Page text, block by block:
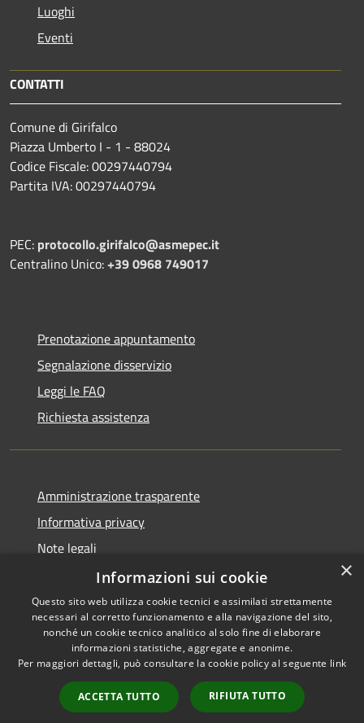
Luoghi
Eventi
CONTATTI
Comune di Girifalco
Piazza Umberto I - 1 - 88024
Codice Fiscale: 00297440794
Partita IVA: 00297440794
PEC: protocollo.girifalco@asmepec.it
Centralino Unico:+39 0968 749017
Prenotazione appuntamento
Segnalazione disservizio
Leggi le FAQ
Richiesta assistenza
Amministrazione trasparente
Informativa privacy
Note legali
Dichiarazione di accessibilità
RSS
Accessibilità
Copyright © 2026 • Comune di
Municipium•
Accesso
redazione
×
Informazioni sui cookie
Questo sito web utilizza cookie tecnici e assimilati strettamente
necessari al corretto funzionamento e alla navigazione del sito,
nonché un cookie tecnico analitico al solo fine di elaborare
informazioni statistiche, aggregate e anonime.
Per maggiori dettagli, può consultare la cookie policy al seguente link
ACCETTA TUTTO RIFIUTA TUTTO